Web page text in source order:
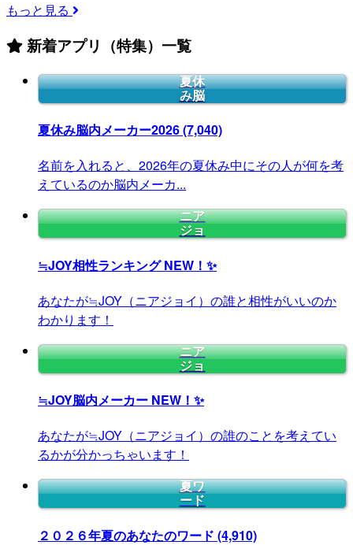
もっと見る
新着アプリ（特集）一覧
夏休
み脳
夏休み脳内メーカー2026(7,040)
名前を入れると、2026年の夏休み中にその人が何を考
えているのか脳内メーカ...
ニア
ジョ
≒JOY相性ランキングNEW！✨
あなたが≒JOY（ニアジョイ）の誰と相性がいいのか
わかります！
ニア
ジョ
≒JOY脳内メーカー NEW！✨
あなたが≒JOY（ニアジョイ）の誰のことを考えてい
るかが分かっちゃいます！
夏ワ
ード
２０２６年夏のあなたのワード (4,910)